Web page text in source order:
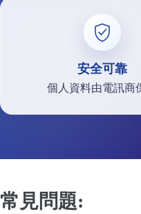
安全可靠
個人資料由電訊商
常見問題: